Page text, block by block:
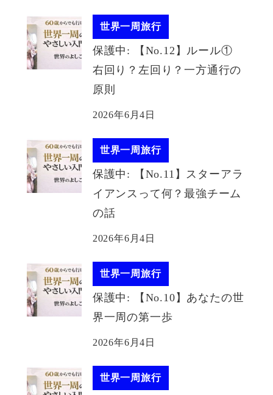
世界一周旅行
保護中: 【No.12】ルール①
右回り？左回り？一方通行の
原則
2026年6月4日
世界一周旅行
保護中: 【No.11】スターアラ
イアンスって何？最強チーム
の話
2026年6月4日
世界一周旅行
保護中: 【No.10】あなたの世
界一周の第一歩
2026年6月4日
世界一周旅行